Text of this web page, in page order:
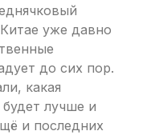
уже давно
до сих пор.
какая
лучше и
и последних